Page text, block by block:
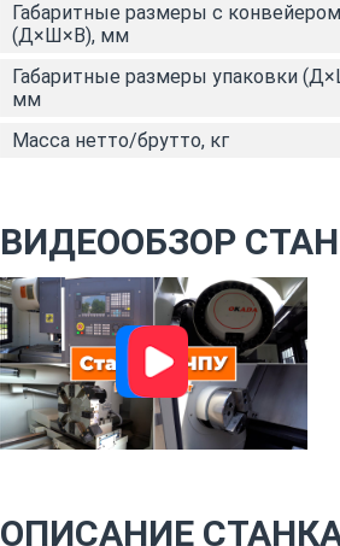
Габаритные размеры с конвейером
(Д×Ш×В), мм
Габаритные размеры упаковки
мм
Масса нетто/брутто, кг
ВИДЕООБЗОР
ОПИСАНИЕ